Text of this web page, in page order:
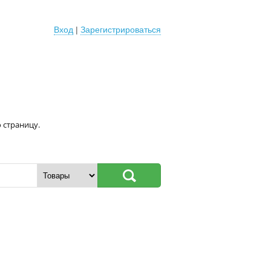
Вход | Зарегистрироваться